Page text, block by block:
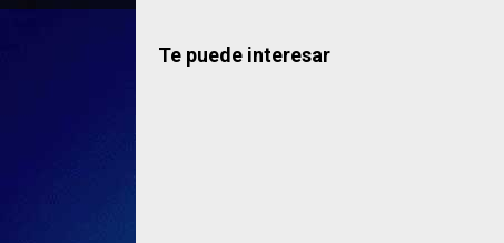
Te puede interesar